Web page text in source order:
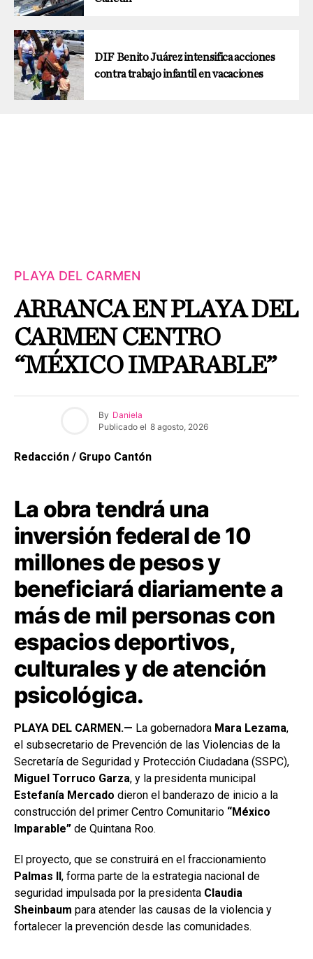
DIF Benito Juárez intensifica acciones
contra trabajo infantil en vacaciones
PLAYA DEL CARMEN
ARRANCA EN PLAYA DEL
CARMEN CENTRO
“MÉXICO IMPARABLE”
By Daniela
Publicado el 8 agosto, 2026
Redacción / Grupo Cantón
La obra tendrá una
inversión federal de 10
millones de pesos y
beneficiará diariamente a
más de mil personas con
espacios deportivos,
culturales y de atención
psicológica.
PLAYA DEL CARMEN.— La gobernadora Mara Lezama,
el subsecretario de Prevención de las Violencias de la
Secretaría de Seguridad y Protección Ciudadana (SSPC),
Miguel Torruco Garza, y la presidenta municipal
Estefanía Mercado dieron el banderazo de inicio a la
construcción del primer Centro Comunitario “México
Imparable” de Quintana Roo.
El proyecto, que se construirá en el fraccionamiento
Palmas II , forma parte de la estrategia nacional de
seguridad impulsada por la presidenta Claudia
Sheinbaum para atender las causas de la violencia y
fortalecer la prevención desde las comunidades.